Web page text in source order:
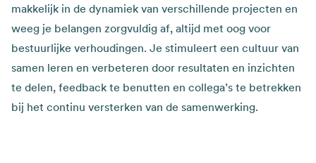
makkelijk in de dynamiek van verschillende projecten en
weeg je belangen zorgvuldig af, altijd met oog voor
bestuurlijke verhoudingen. Je stimuleert een cultuur van
samen leren en verbeteren door resultaten en inzichten
te delen, feedback te benutten en collega’s te betrekken
bij het continu versterken van de samenwerking.